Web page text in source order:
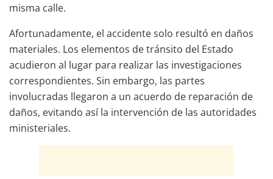
misma calle.
Afortunadamente, el accidente solo resultó en daños
materiales. Los elementos de tránsito del Estado
acudieron al lugar para realizar las investigaciones
correspondientes. Sin embargo, las partes
involucradas llegaron a un acuerdo de reparación de
daños, evitando así la intervención de las autoridades
ministeriales.